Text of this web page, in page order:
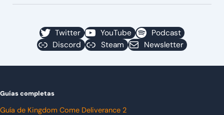
Twitter YouTube
Podcast
Discord
Steam Newsletter
Guías completas
Guía de Kingdom Come Deliverance 2